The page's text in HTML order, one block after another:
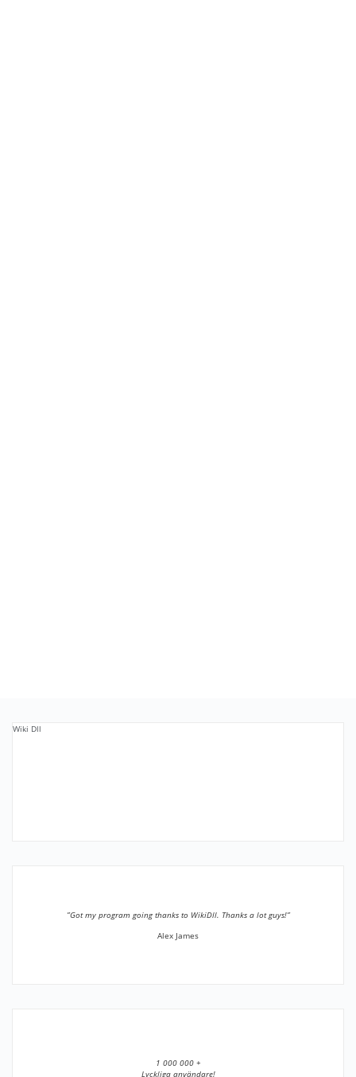
Wiki Dll
”Got my program going thanks to WikiDll. Thanks a lot guys!”
Alex James
1 000 000 +
Lyckliga användare!